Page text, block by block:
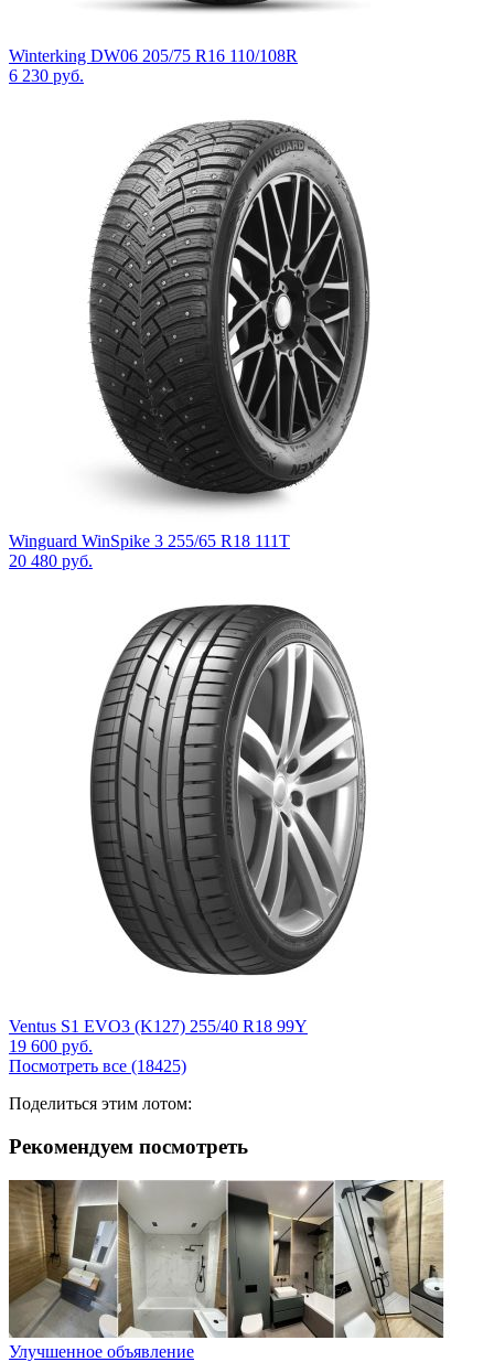
Winterking DW06 205/75 R16 110/108R
6 230 руб.
Winguard WinSpike 3 255/65 R18 111T
20 480 руб.
Ventus S1 EVO3 (K127) 255/40 R18 99Y
19 600 руб.
Посмотреть все (18425)
Поделиться этим лотом:
Рекомендуем посмотреть
Улучшенное объявление